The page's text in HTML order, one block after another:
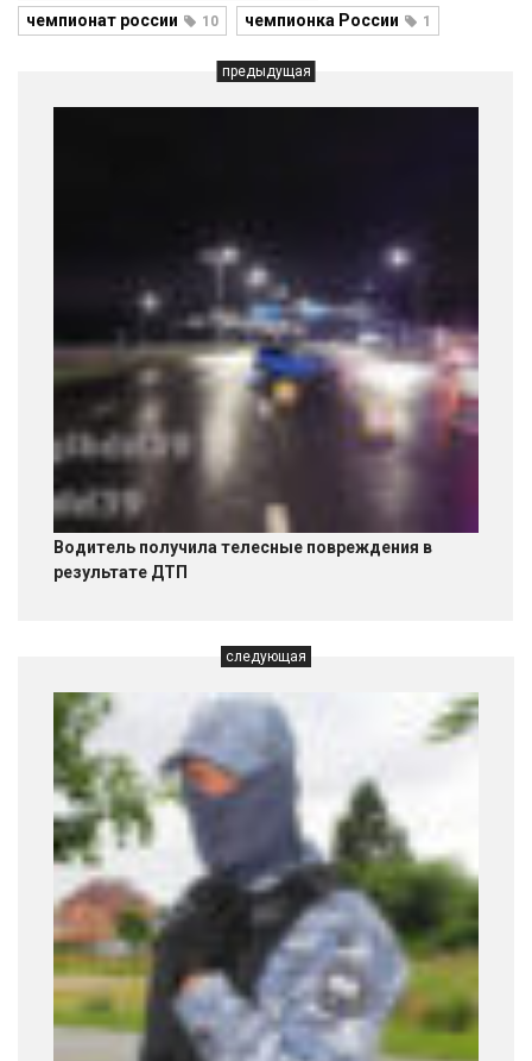
чемпионат россии 10 чемпионка России 1
предыдущая
Водитель получила телесные повреждения в
результате ДТП
следующая